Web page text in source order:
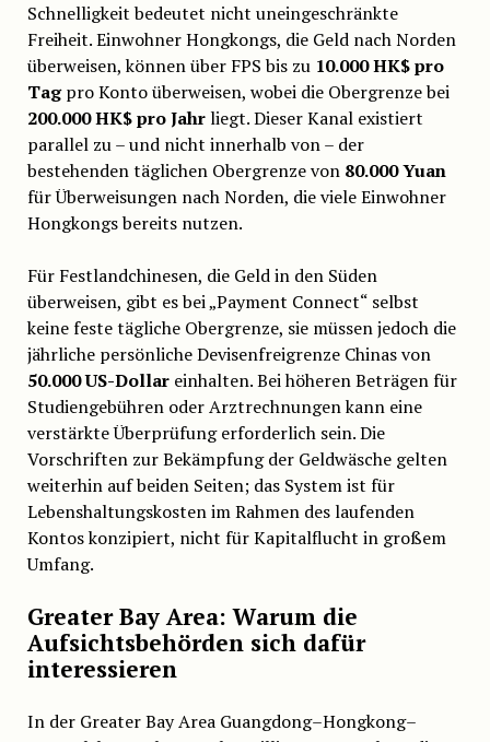
Schnelligkeit bedeutet nicht uneingeschränkte
Freiheit. Einwohner Hongkongs, die Geld nach Norden
überweisen, können über FPS bis zu 10.000 HK$ pro
Tagpro Konto überweisen, wobei die Obergrenze bei
200.000 HK$ pro Jahrliegt. Dieser Kanal existiert
parallel zu – und nicht innerhalb von – der
bestehenden täglichen Obergrenze von 80.000 Yuan
für Überweisungen nach Norden, die viele Einwohner
Hongkongs bereits nutzen.
Für Festlandchinesen, die Geld in den Süden
überweisen, gibt es bei „Payment Connect“ selbst
keine feste tägliche Obergrenze, sie müssen jedoch die
jährliche persönliche Devisenfreigrenze Chinas von
50.000 US-Dollareinhalten. Bei höheren Beträgen für
Studiengebühren oder Arztrechnungen kann eine
verstärkte Überprüfung erforderlich sein. Die
Vorschriften zur Bekämpfung der Geldwäsche gelten
weiterhin auf beiden Seiten; das System ist für
Lebenshaltungskosten im Rahmen des laufenden
Kontos konzipiert, nicht für Kapitalflucht in großem
Umfang.
Greater Bay Area: Warum die
Aufsichtsbehörden sich dafür
interessieren
In der Greater Bay Area Guangdong–Hongkong–